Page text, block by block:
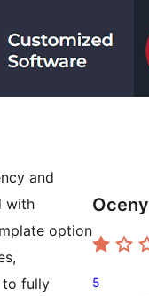
and
with
option
to fully
Oceny
5